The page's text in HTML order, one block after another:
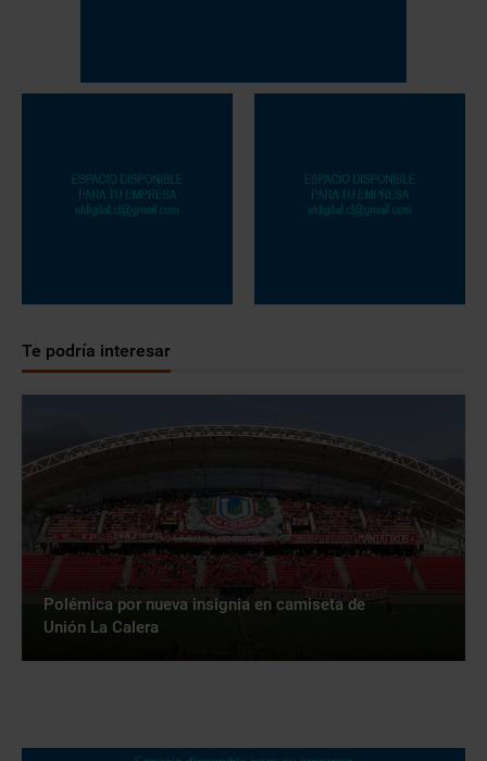
Te podría interesar
Polémica por nueva insignia en camiseta de
Unión La Calera